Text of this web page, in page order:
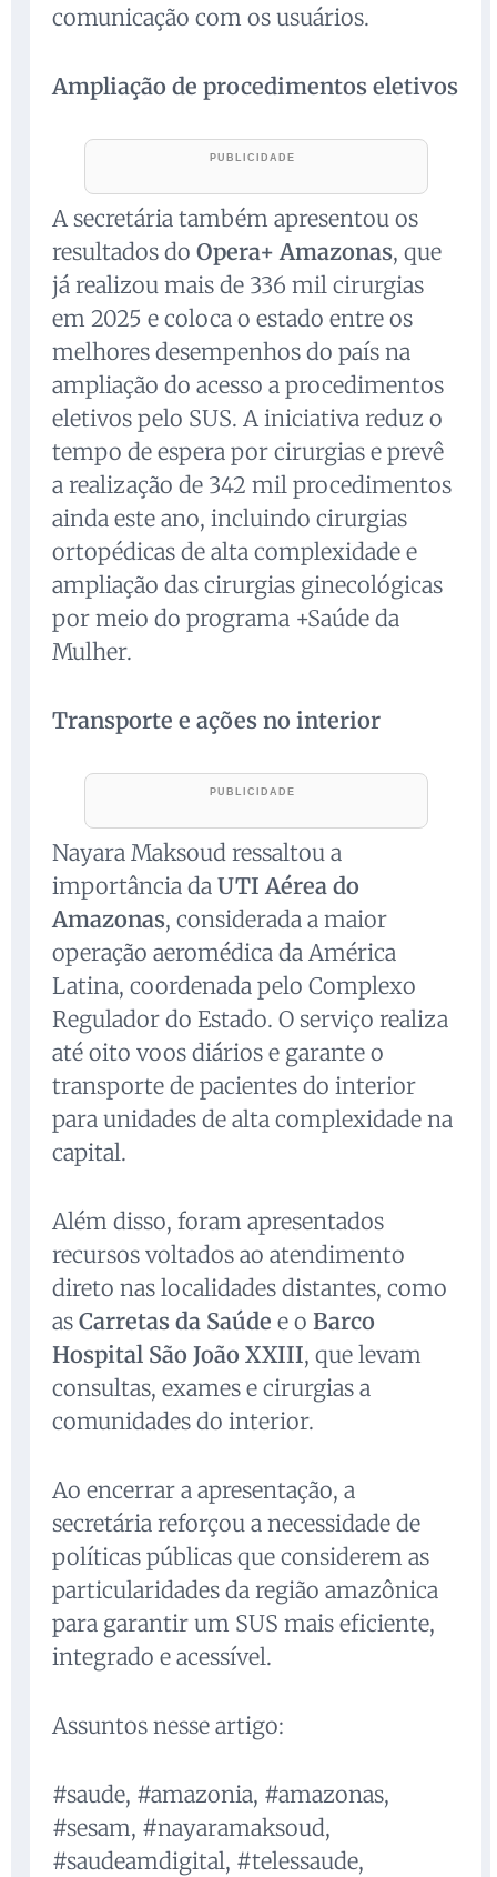
comunicação com os usuários.
Ampliação de procedimentos eletivos
A secretária também apresentou os
resultados do Opera+ Amazonas, que
já realizou mais de 336 mil cirurgias
em 2025 e coloca o estado entre os
melhores desempenhos do país na
ampliação do acesso a procedimentos
eletivos pelo SUS. A iniciativa reduz o
tempo de espera por cirurgias e prevê
a realização de 342 mil procedimentos
ainda este ano, incluindo cirurgias
ortopédicas de alta complexidade e
ampliação das cirurgias ginecológicas
por meio do programa +Saúde da
Mulher.
Transporte e ações no interior
Nayara Maksoud ressaltou a
importância da UTI Aérea do
Amazonas, considerada a maior
operação aeromédica da América
Latina, coordenada pelo Complexo
Regulador do Estado. O serviço realiza
até oito voos diários e garante o
transporte de pacientes do interior
para unidades de alta complexidade na
capital.
Além disso, foram apresentados
recursos voltados ao atendimento
direto nas localidades distantes, como
as Carretas da Saúde e o Barco
Hospital São João XXIII, que levam
consultas, exames e cirurgias a
comunidades do interior.
Ao encerrar a apresentação, a
secretária reforçou a necessidade de
políticas públicas que considerem as
particularidades da região amazônica
para garantir um SUS mais eficiente,
integrado e acessível.
Assuntos nesse artigo:
#saude, #amazonia, #amazonas,
#sesam, #nayaramaksoud,
#saudeamdigital, #telessaude,